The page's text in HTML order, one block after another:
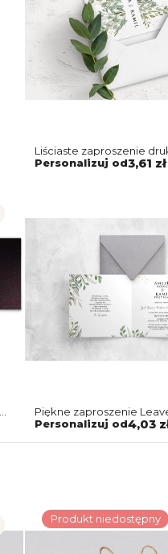
Liściaste zaproszenie
papierze satynowym z
kopertą w kolorze białym
Personalizuj od3,61 zł
Piękne zaproszenie
z kopertą szarą perłową
Personalizuj od4,03
Produkt niedostępny